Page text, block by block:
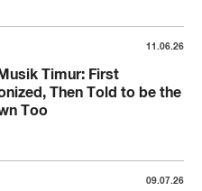
11.06.26
Timur: First
Then Told to be the
Too
09.07.26